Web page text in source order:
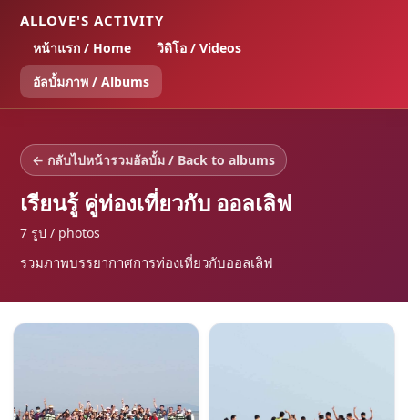
ALLOVE'S ACTIVITY
หน้าแรก / Home
วิดิโอ / Videos
อัลบั้มภาพ / Albums
← กลับไปหน้ารวมอัลบั้ม / Back to albums
เรียนรู้ คู่ท่องเที่ยวกับ ออลเลิฟ
7 รูป / photos
รวมภาพบรรยากาศการท่องเที่ยวกับออลเลิฟ